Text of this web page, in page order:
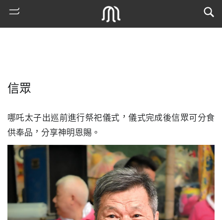
古
信眾
哪吒太子出巡前進行祭祀儀式，儀式完成後信眾可分食
供奉品，分享神明恩賜。